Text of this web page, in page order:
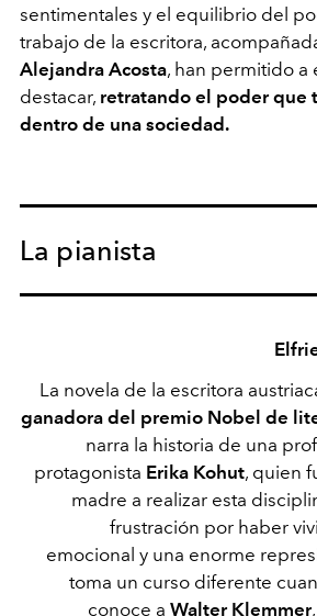
sentimentales y el equilibrio del
trabajo de la escritora,
Alejandra Acosta, han permitido a
destacar, retratando el poder que
dentro de una sociedad.
La pianista
La novela de la escritora
ganadora del premio Nobel de
narra la historia de una
protagonista Erika Kohut, quien
madre a realizar esta
frustración por haber
emocional y una enorme
toma un curso diferente
conoce a Walter Klemmer